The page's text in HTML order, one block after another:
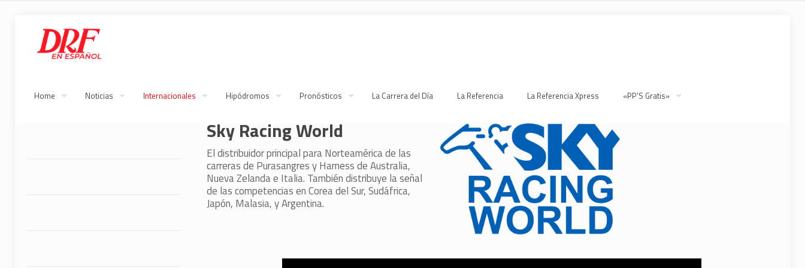
Home Noticias Internacionales Hipódromos Pronósticos La Carrera del Día La Referencia La Referencia Xpress «PP’S Gratis»
Sky Racing World
El distribuidor principal para Norteamérica de las
carreras de Purasangres y Harness de Australia,
Nueva Zelanda e Italia. También distribuye la señal
de las competencias en Corea del Sur, Sudáfrica,
Japón, Malasia, y Argentina.